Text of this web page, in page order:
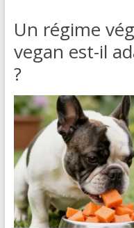
Un régime
vegan est-il
?